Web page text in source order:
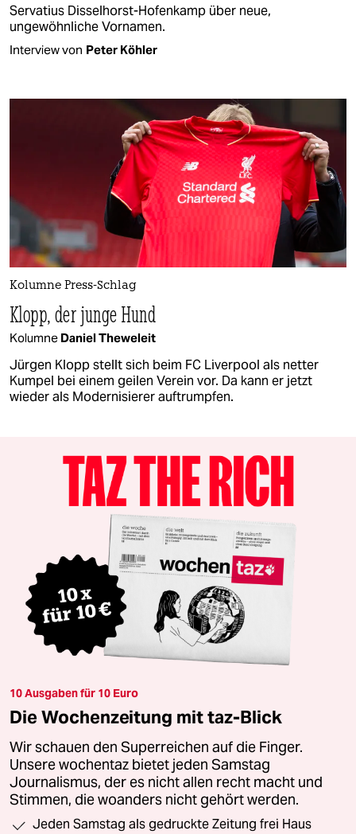
Servatius Disselhorst-Hofenkamp über neue,
ungewöhnliche Vornamen.
Interview von Peter Köhler
Kolumne Press-Schlag
Klopp, der junge Hund
Kolumne Daniel Theweleit
Jürgen Klopp stellt sich beim FC Liverpool als netter
Kumpel bei einem geilen Verein vor. Da kann er jetzt
wieder als Modernisierer auftrumpfen.
10 Ausgaben für 10 Euro
Die Wochenzeitung mit taz-Blick
Wir schauen den Superreichen auf die Finger.
Unsere wochentaz bietet jeden Samstag
Journalismus, der es nicht allen recht macht und
Stimmen, die woanders nicht gehört werden.
Jeden Samstag als gedruckte Zeitung frei Haus